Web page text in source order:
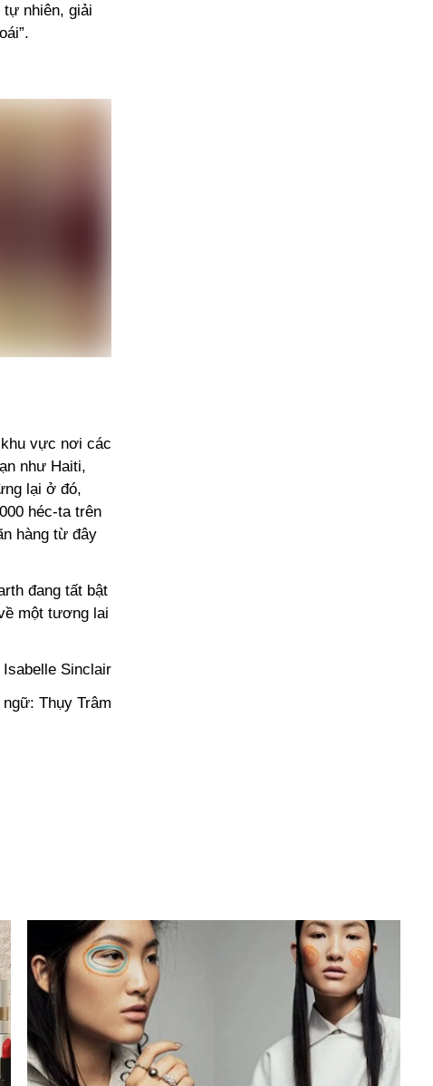
nhiên, giải
vực nơi các
như Haiti,
lại ở đó,
héc-ta trên
hàng từ đây
đang tất bật
một tương lai
Isabelle Sinclair
Thụy Trâm